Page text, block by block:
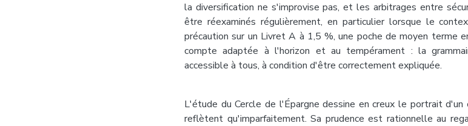
la diversification ne s'improvise pas, et les arbitrages entre
être réexaminés régulièrement, en particulier lorsque le
précaution sur un Livret A à 1,5 %, une poche de moyen terme
compte adaptée à l'horizon et au tempérament : la
accessible à tous, à condition d'être correctement expliquée.
L'étude du Cercle de l'Épargne dessine en creux le portrait
reflètent qu'imparfaitement. Sa prudence est rationnelle au